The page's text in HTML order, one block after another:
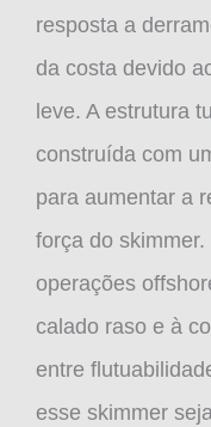
resposta a
da costa devido
leve. A estrutura
construída com
para aumentar a
força do
operações
calado raso e à
entre
esse skimmer